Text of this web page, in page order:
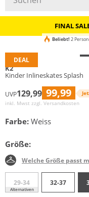
FINAL
DEAL
Beliebt! 2
K2
Kinder Inlineskates Splash
UVP129,99 99,99
inkl. Mwst zzgl. Versandkosten
Farbe: Weiss
Größe:
Welche Größe passt
29-34
Alternativen
32-37